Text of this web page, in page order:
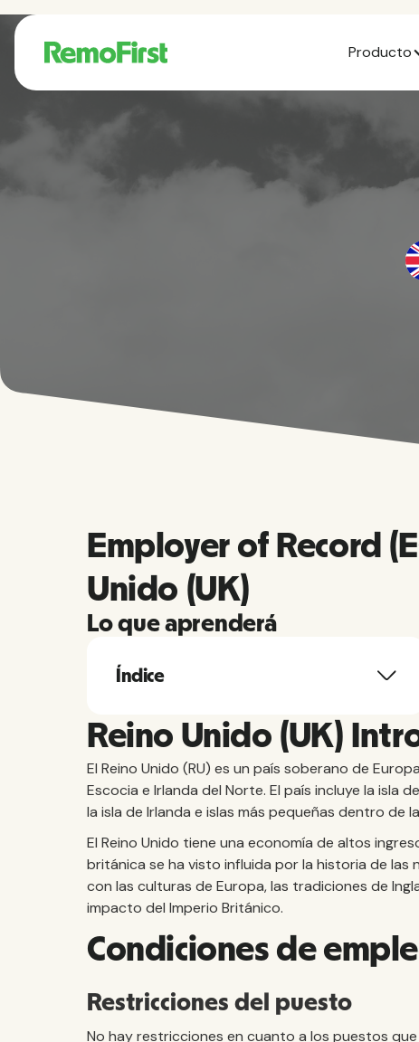
Producto
Employer of Record
Unido (UK)
Lo que aprenderá
Índice
Reino Unido (UK)
El Reino Unido (RU) es un país soberano de
Escocia e Irlanda del Norte. El país incluye la isla
la isla de Irlanda e islas más pequeñas dentro de
El Reino Unido tiene una economía de altos
británica se ha visto influida por la historia de las
con las culturas de Europa, las tradiciones de
impacto del Imperio Británico.
Condiciones de
Restricciones del puesto
No hay restricciones en cuanto a los puestos